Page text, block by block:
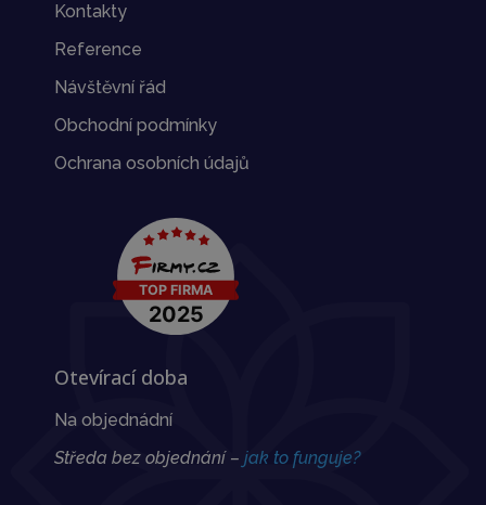
Kontakty
Reference
Návštěvní řád
Obchodní podmínky
Ochrana osobních údajů
Otevírací doba
Na objednádní
Středa bez objednání – jak to funguje?